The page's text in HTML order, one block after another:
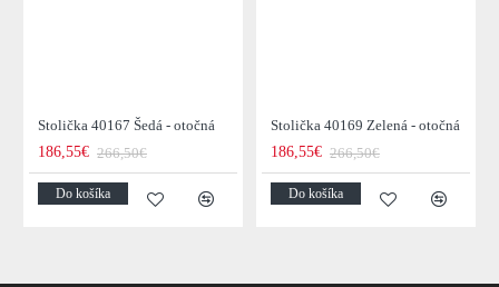
Stolička 40167 Šedá - otočná
186,55€ 266,50€
Do košíka
Stolička 40169 Zelená - otočná
186,55€ 266,50€
Do košíka